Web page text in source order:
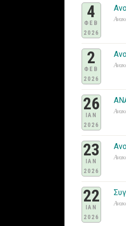
4
ΦΕΒ
2026
2
ΦΕΒ
2026
26
IAN
2026
23
IAN
2026
22
IAN
2026